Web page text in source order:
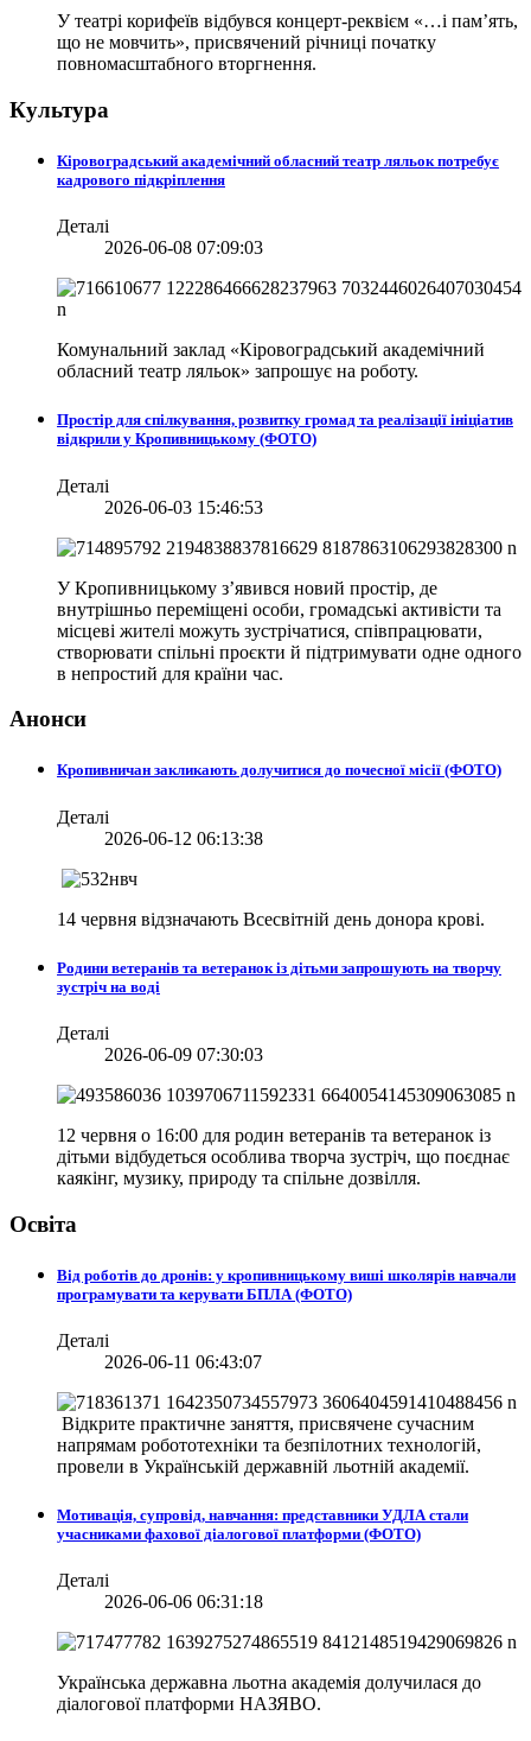
У театрі корифеїв відбувся концерт-реквієм «…і пам’ять,
що не мовчить», присвячений річниці початку
повномасштабного вторгнення.
Культура
Кіровоградський академічний обласний театр ляльок потребує
кадрового підкріплення
Деталі
2026-06-08 07:09:03
Комунальний заклад «Кіровоградський академічний
обласний театр ляльок» запрошує на роботу.
Простір для спілкування, розвитку громад та реалізації ініціатив
відкрили у Кропивницькому (ФОТО)
Деталі
2026-06-03 15:46:53
У Кропивницькому з’явився новий простір, де
внутрішньо переміщені особи, громадські активісти та
місцеві жителі можуть зустрічатися, співпрацювати,
створювати спільні проєкти й підтримувати одне одного
в непростий для країни час.
Анонси
Кропивничан закликають долучитися до почесної місії (ФОТО)
Деталі
2026-06-12 06:13:38
14 червня відзначають Всесвітній день донора крові.
Родини ветеранів та ветеранок із дітьми запрошують на творчу
зустріч на воді
Деталі
2026-06-09 07:30:03
12 червня о 16:00 для родин ветеранів та ветеранок із
дітьми відбудеться особлива творча зустріч, що поєднає
каякінг, музику, природу та спільне дозвілля.
Освіта
Від роботів до дронів: у кропивницькому виші школярів навчали
програмувати та керувати БПЛА (ФОТО)
Деталі
2026-06-11 06:43:07
Відкрите практичне заняття, присвячене сучасним
напрямам робототехніки та безпілотних технологій,
провели в Українській державній льотній академії.
Мотивація, супровід, навчання: представники УДЛА стали
учасниками фахової діалогової платформи (ФОТО)
Деталі
2026-06-06 06:31:18
Українська державна льотна академія долучилася до
діалогової платформи НАЗЯВО.